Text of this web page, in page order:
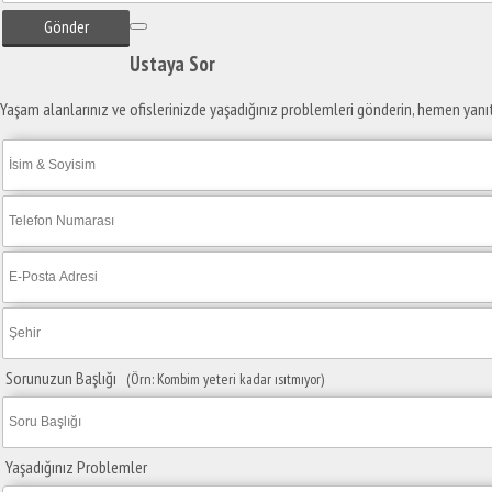
Gönder
Ustaya Sor
Yaşam alanlarınız ve ofislerinizde yaşadığınız problemleri gönderin, hemen
Sorunuzun Başlığı (Örn: Kombim yeteri kadar ısıtmıyor)
Yaşadığınız Problemler